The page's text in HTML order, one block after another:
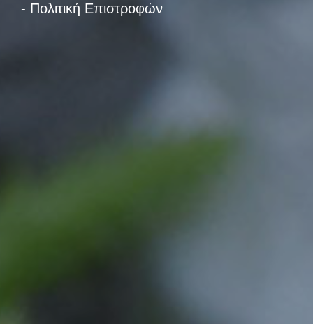
- Πολιτική Επιστροφών